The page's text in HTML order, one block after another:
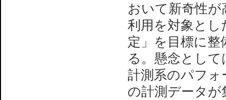
おいて新奇性
利用を対象とし
定」を目標に
る。懸念とし
計測系のパフ
の計測データ